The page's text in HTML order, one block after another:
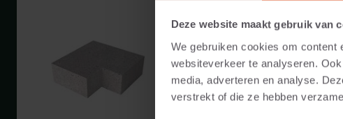
Deze website maakt gebruik van
We gebruiken cookies om content
websiteverkeer te analyseren.
media, adverteren en analyse.
verstrekt of die ze hebben
20 CM DICKE
Verfügbare Farben:
Anwendbar auf: